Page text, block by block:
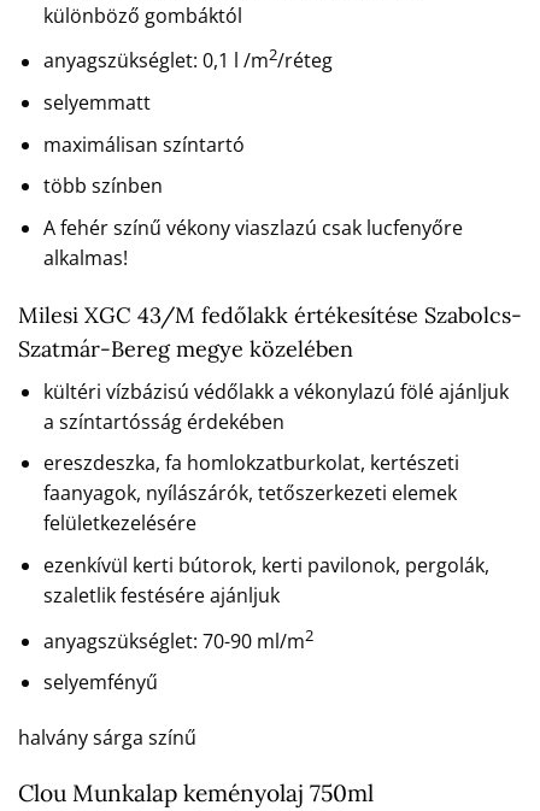
különböző gombáktól
anyagszükséglet: 0,1 l /m2/réteg
selyemmatt
maximálisan színtartó
több színben
A fehér színű vékony viaszlazú csak lucfenyőre
alkalmas!
Milesi XGC 43/M fedőlakk értékesítése Szabolcs-
Szatmár-Bereg megye közelében
kültéri vízbázisú védőlakk a vékonylazú fölé ajánljuk
a színtartósság érdekében
ereszdeszka, fa homlokzatburkolat, kertészeti
faanyagok, nyílászárók, tetőszerkezeti elemek
felületkezelésére
ezenkívül kerti bútorok, kerti pavilonok, pergolák,
szaletlik festésére ajánljuk
anyagszükséglet: 70-90 ml/m2
selyemfényű
halvány sárga színű
Clou Munkalap keményolaj 750ml